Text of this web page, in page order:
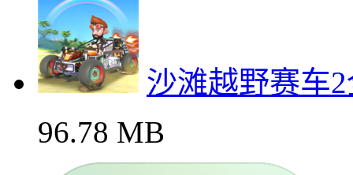
沙滩越野赛车
96.78 MB